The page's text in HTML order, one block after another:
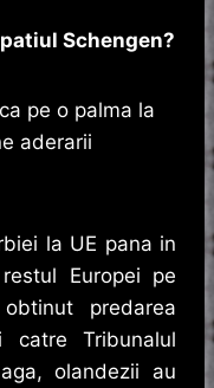
Schengen?
pe o palma la
aderarii
la UE pana in
Europei pe
predarea
catre Tribunalul
olandezii au